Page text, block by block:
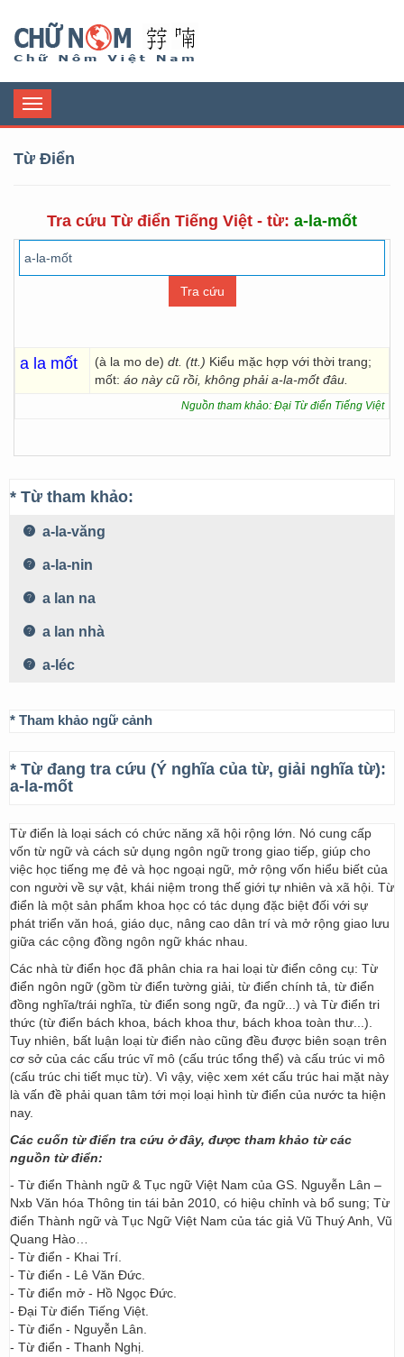
Toggle
navigation
Từ Điển
Tra cứu Từ điển Tiếng Việt - từ: a-la-mốt
a la mốt (à la mo de) dt. (tt.) Kiểu mặc hợp với thời trang;
mốt: áo này cũ rồi, không phải a-la-mốt đâu.
Nguồn tham khảo: Đại Từ điển Tiếng Việt
* Từ tham khảo:
a-la-văng
a-la-nin
a lan na
a lan nhà
a-léc
* Tham khảo ngữ cảnh
* Từ đang tra cứu (Ý nghĩa của từ, giải nghĩa từ):
a-la-mốt
Từ điển là loại sách có chức năng xã hội rộng lớn. Nó cung cấp
vốn từ ngữ và cách sử dụng ngôn ngữ trong giao tiếp, giúp cho
việc học tiếng mẹ đẻ và học ngoại ngữ, mở rộng vốn hiểu biết của
con người về sự vật, khái niệm trong thế giới tự nhiên và xã hội. Từ
điển là một sản phẩm khoa học có tác dụng đặc biệt đối với sự
phát triển văn hoá, giáo dục, nâng cao dân trí và mở rộng giao lưu
giữa các cộng đồng ngôn ngữ khác nhau.
Các nhà từ điển học đã phân chia ra hai loại từ điển công cụ: Từ
điển ngôn ngữ (gồm từ điển tường giải, từ điển chính tả, từ điển
đồng nghĩa/trái nghĩa, từ điển song ngữ, đa ngữ...) và Từ điển tri
thức (từ điển bách khoa, bách khoa thư, bách khoa toàn thư...).
Tuy nhiên, bất luận loại từ điển nào cũng đều được biên soạn trên
cơ sở của các cấu trúc vĩ mô (cấu trúc tổng thể) và cấu trúc vi mô
(cấu trúc chi tiết mục từ). Vì vậy, việc xem xét cấu trúc hai mặt này
là vấn đề phải quan tâm tới mọi loại hình từ điển của nước ta hiện
nay.
Các cuốn từ điển tra cứu ở đây, được tham khảo từ các
nguồn từ điển:
- Từ điển Thành ngữ & Tục ngữ Việt Nam của GS. Nguyễn Lân –
Nxb Văn hóa Thông tin tái bản 2010, có hiệu chỉnh và bổ sung; Từ
điển Thành ngữ và Tục Ngữ Việt Nam của tác giả Vũ Thuý Anh, Vũ
Quang Hào…
- Từ điển - Khai Trí.
- Từ điển - Lê Văn Đức.
- Từ điển mở - Hồ Ngọc Đức.
- Đại Từ điển Tiếng Việt.
- Từ điển - Nguyễn Lân.
- Từ điển - Thanh Nghị.